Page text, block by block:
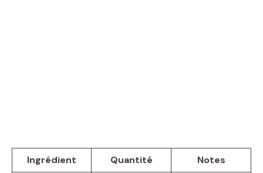
Ingrédient Quantité
Notes